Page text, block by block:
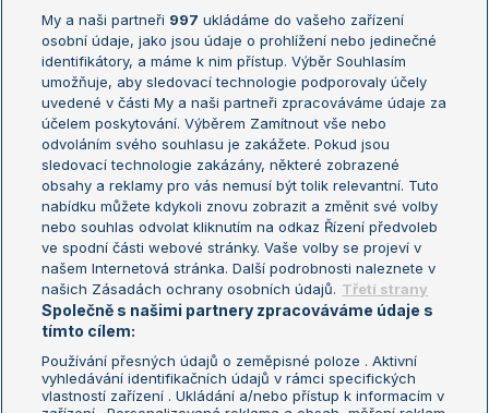
Žebříček ATP (muži)
Žebříček WTA (ženy)
Sázkařský žebříček
Australian Open
French Open
Wimbledon
US Open
Turnaj mistrů
Turnaj mistryň
Aktualní trendy
Fotbalové přestupy
Livesport Daily
LS Prague Open
Podmínky užití Nastavení soukromí
My a naši partneři 997 ukládáme do vašeho zařízení
osobní údaje, jako jsou údaje o prohlížení nebo jedinečné
identifikátory, a máme k nim přístup. Výběr Souhlasím
umožňuje, aby sledovací technologie podporovaly účely
uvedené v části My a naši partneři zpracováváme údaje za
účelem poskytování. Výběrem Zamítnout vše nebo
odvoláním svého souhlasu je zakážete. Pokud jsou
sledovací technologie zakázány, některé zobrazené
obsahy a reklamy pro vás nemusí být tolik relevantní. Tuto
nabídku můžete kdykoli znovu zobrazit a změnit své volby
nebo souhlas odvolat kliknutím na odkaz Řízení předvoleb
ve spodní části webové stránky. Vaše volby se projeví v
našem Internetová stránka. Další podrobnosti naleznete v
našich Zásadách ochrany osobních údajů. Třetí strany
Společně s našimi partnery zpracováváme údaje s
tímto cílem:
Používání přesných údajů o zeměpisné poloze . Aktivní
vyhledávání identifikačních údajů v rámci specifických
vlastností zařízení . Ukládání a/nebo přístup k informacím v